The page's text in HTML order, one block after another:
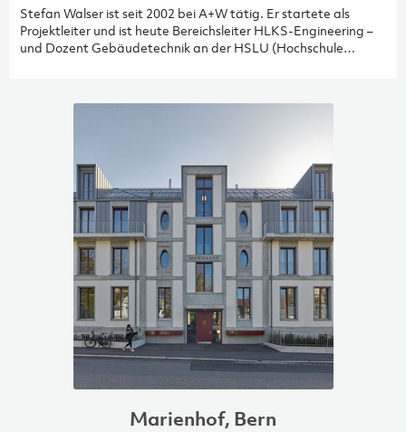
Stefan Walser ist seit 2002 bei A+W tätig. Er startete als
Projektleiter und ist heute Bereichsleiter HLKS-Engineering –
und Dozent Gebäudetechnik an der HSLU (Hochschule
Interview.
Marienhof, Bern